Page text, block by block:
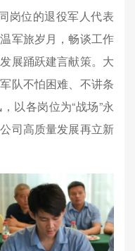
岗位的退役军人代表
军旅岁月，畅谈工作
展踊跃建言献策。大
队不怕困难、不讲条
以各岗位为“战场”永
司高质量发展再立新